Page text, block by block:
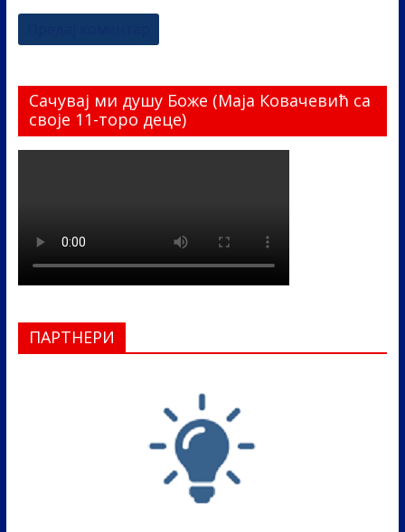
Сачувај ми душу Боже (Маја Ковачевић са
своје 11-торо деце)
ПАРТНЕРИ